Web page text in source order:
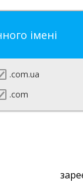
імені
.com.ua
.com